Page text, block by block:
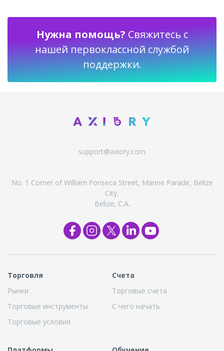
Нужна помощь? Свяжитесь с
нашей первоклассной службой
поддержки.
support@axiory.com
No. 1 Corner of William Fonseca Street, Marine Parade, Belize
City,
Belize, C.A.
Торговля
Рынки
Торговые инструменты
Торговые условия
Cчета
Торговые счета
С чего начать